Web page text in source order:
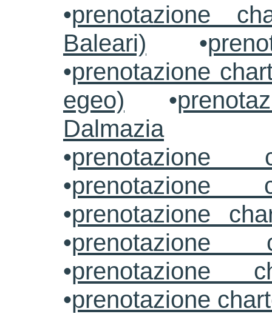
•prenotazione
Baleari) •
•prenotazione
egeo) •
Dalmazia
•prenotazione
•prenotazione
•prenotazione
•prenotazione
•prenotazione
•prenotazione